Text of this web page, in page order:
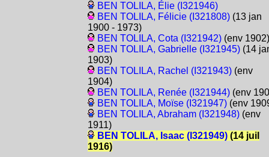
BEN TOLILA, Élie (I321946)
BEN TOLILA, Félicie (I321808)(13 jan
1900 - 1973)
BEN TOLILA, Cota (I321942)(env 1902)
BEN TOLILA, Gabrielle (I321945)(14
1903)
BEN TOLILA, Rachel (I321943)(env
1904)
BEN TOLILA, Renée (I321944)(env
BEN TOLILA, Moïse (I321947)(env
BEN TOLILA, Abraham (I321948)(env
1911)
BEN TOLILA, Isaac (I321949)(14 juil
1916)